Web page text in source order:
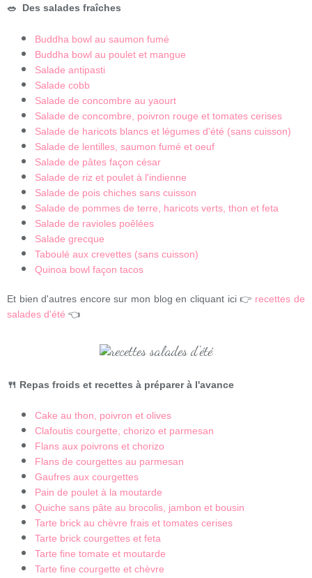
🥗 Des salades fraîches
Buddha bowl au saumon fumé
Buddha bowl au poulet et mangue
Salade antipasti
Salade cobb
Salade de concombre au yaourt
Salade de concombre, poivron rouge et tomates cerises
Salade de haricots blancs et légumes d'été (sans cuisson)
Salade de lentilles, saumon fumé et oeuf
Salade de pâtes façon césar
Salade de riz et poulet à l'indienne
Salade de pois chiches sans cuisson
Salade de pommes de terre, haricots verts, thon et feta
Salade de ravioles poêlées
Salade grecque
Taboulé aux crevettes (sans cuisson)
Quinoa bowl façon tacos
Et bien d'autres encore sur mon blog en cliquant ici 👉 recettes de
salades d'été 👈
🍴 Repas froids et recettes à préparer à l'avance
Cake au thon, poivron et olives
Clafoutis courgette, chorizo et parmesan
Flans aux poivrons et chorizo
Flans de courgettes au parmesan
Gaufres aux courgettes
Pain de poulet à la moutarde
Quiche sans pâte au brocolis, jambon et bousin
Tarte brick au chèvre frais et tomates cerises
Tarte brick courgettes et feta
Tarte fine tomate et moutarde
Tarte fine courgette et chèvre